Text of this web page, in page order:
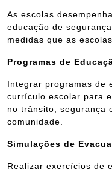
As escolas
educação de
medidas que as
Programas de
Integrar programas de
currículo escolar para
no trânsito, segurança
comunidade.
Simulações de
Realizar exercícios de